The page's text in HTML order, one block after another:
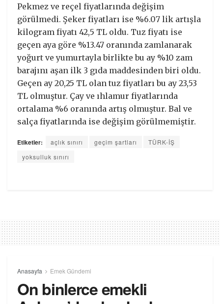
Pekmez ve reçel fiyatlarında değişim
görülmedi. Şeker fiyatları ise %6.07 lik artışla
kilogram fiyatı 42,5 TL oldu. Tuz fiyatı ise
geçen aya göre %13.47 oranında zamlanarak
yoğurt ve yumurtayla birlikte bu ay %10 zam
barajını aşan ilk 3 gıda maddesinden biri oldu.
Geçen ay 20,25 TL olan tuz fiyatları bu ay 23,53
TL olmuştur. Çay ve ıhlamur fiyatlarında
ortalama %6 oranında artış olmuştur. Bal ve
salça fiyatlarında ise değişim görülmemiştir.
Etiketler: açlık sınırı geçim şartları
TÜRK-İŞ
yoksulluk sınırı
Anasayfa Emek Gündemi
On binlerce emekli